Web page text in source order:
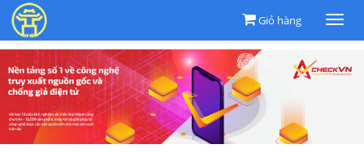
Giỏ hàng